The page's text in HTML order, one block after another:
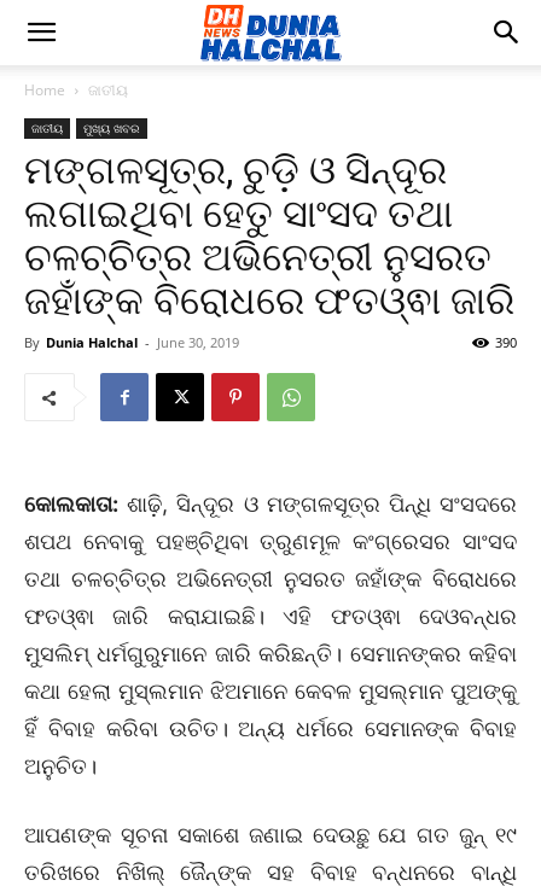
Home ଜାତୀୟ
ଜାତୀୟ ମୁଖ୍ୟ ଖବର
ମଙ୍ଗଳସୂତ୍ର, ଚୁଡ଼ି ଓ ସିନ୍ଦୂର
ଲଗାଇଥିବା ହେତୁ ସାଂସଦ ତଥା
ଚଳଚ୍ଚିତ୍ର ଅଭିନେତ୍ରୀ ନୁସରତ
ଜହାଁଙ୍କ ବିରୋଧରେ ଫତଓ୍ଵା ଜାରି
By Dunia Halchal - June 30, 2019 390
କୋଲକାତା: ଶାଢ଼ି, ସିନ୍ଦୂର ଓ ମଙ୍ଗଳସୂତ୍ର ପିନ୍ଧି ସଂସଦରେ
ଶପଥ ନେବାକୁ ପହଞ୍ଚିଥିବା ତ୍ରୁଣମୂଳ କଂଗ୍ରେସର ସାଂସଦ
ତଥା ଚଳଚ୍ଚିତ୍ର ଅଭିନେତ୍ରୀ ନୁସରତ ଜହାଁଙ୍କ ବିରୋଧରେ
ଫତଓ୍ଵା ଜାରି କରାଯାଇଛି। ଏହି ଫତଓ୍ଵା ଦେଓବନ୍ଧର
ମୁସଲିମ୍ ଧର୍ମଗୁରୁମାନେ ଜାରି କରିଛନ୍ତି। ସେମାନଙ୍କର କହିବା
କଥା ହେଲା ମୁସ୍‌ଲମାନ ଝିଅମାନେ କେବଳ ମୁସଲ୍‌ମାନ ପୁଅଙ୍କୁ
ହିଁ ବିବାହ କରିବା ଉଚିତ। ଅନ୍ୟ ଧର୍ମରେ ସେମାନଙ୍କ ବିବାହ
ଅନୁଚିତ।
ଆପଣଙ୍କ ସୂଚନା ସକାଶେ ଜଣାଇ ଦେଉଛୁ ଯେ ଗତ ଜୁନ୍‌ ୧୯
ତରିଖରେ ନିଖିଲ୍‌ ଜୈନ୍‌ଙ୍କ ସହ ବିବାହ ବନ୍ଧନରେ ବାନ୍ଧି